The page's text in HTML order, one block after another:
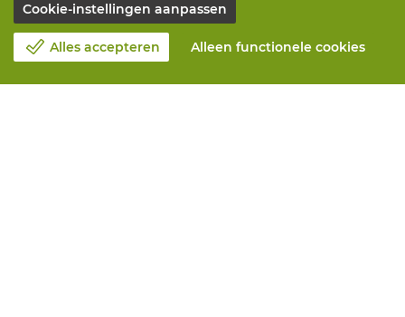
Cookie-instellingen aanpassen
Alles accepteren Alleen functionele cookies